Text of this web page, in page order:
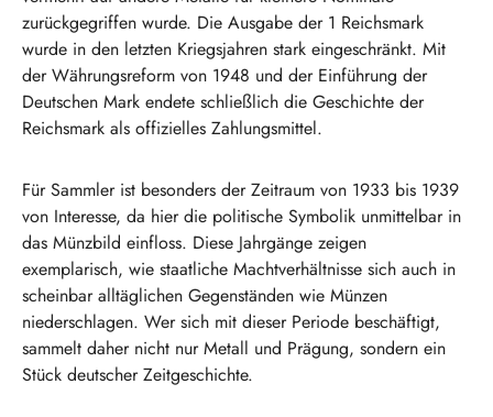
zurückgegriffen wurde. Die Ausgabe der 1 Reichsmark
wurde in den letzten Kriegsjahren stark eingeschränkt. Mit
der Währungsreform von 1948 und der Einführung der
Deutschen Mark endete schließlich die Geschichte der
Reichsmark als offizielles Zahlungsmittel.
Für Sammler ist besonders der Zeitraum von 1933 bis 1939
von Interesse, da hier die politische Symbolik unmittelbar in
das Münzbild einfloss. Diese Jahrgänge zeigen
exemplarisch, wie staatliche Machtverhältnisse sich auch in
scheinbar alltäglichen Gegenständen wie Münzen
niederschlagen. Wer sich mit dieser Periode beschäftigt,
sammelt daher nicht nur Metall und Prägung, sondern ein
Stück deutscher Zeitgeschichte.